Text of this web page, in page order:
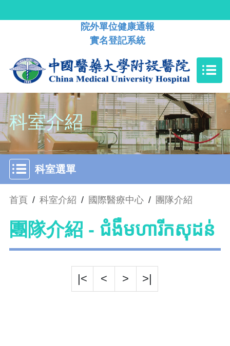
院外單位健康通報
實名登記系統
科室介紹
科室選單
首頁 / 科室介紹 / 國際醫療中心 / 團隊介紹
團隊介紹 - ជំងឺមហារីកសុដន់
|< < > >|